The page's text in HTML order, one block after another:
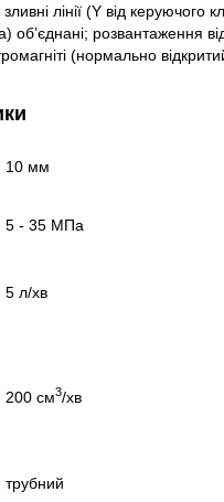
зливні лінії (Y від керуючого
об’єднані; розвантаження
(нормально
10 мм
5 - 35 МПа
5 л/хв
200 см3/хв
трубний